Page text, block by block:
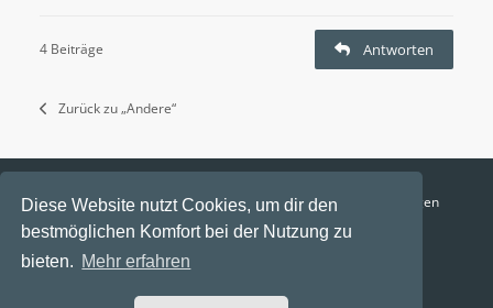
Diese Website nutzt Cookies, um dir den
bestmöglichen Komfort bei der Nutzung zu
bieten. Mehr erfahren
4 Beiträge Antworten
Zurück zu „Andere“
Funga Austria FAQ Datenschutz
Nutzungsbedingungen
Alle Zeiten sind UTC+02:00
Aktuelle Zeit: 6. August 2026, 19:17
Powered byphpBB® Forum Software © phpBB Limited